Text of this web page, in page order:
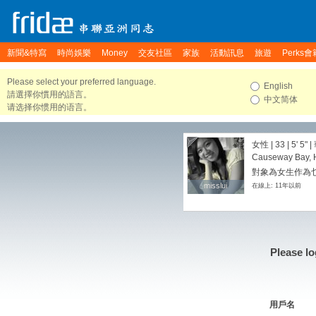
新聞&特寫 時尚娛樂 Money 交友社區 家族 活動訊息 旅遊 Perks會
Please select your preferred language.
請選擇你慣用的語言。
请选择你惯用的语言。
English
中文简体
misslui
misslui
女性 | 33 | 5' 5" |
Causeway Bay,
對象為女生作為
在線上: 11年以前
Please
用戶名